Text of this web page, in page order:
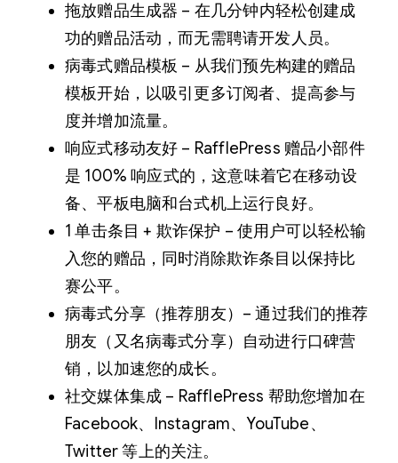
拖放赠品生成器 – 在几分钟内轻松创建成
功的赠品活动，而无需聘请开发人员。
病毒式赠品模板 – 从我们预先构建的赠品
模板开始，以吸引更多订阅者、提高参与
度并增加流量。
响应式移动友好 – RafflePress 赠品小部件
是 100% 响应式的，这意味着它在移动设
备、平板电脑和台式机上运行良好。
1 单击条目 + 欺诈保护 – 使用户可以轻松输
入您的赠品，同时消除欺诈条目以保持比
赛公平。
病毒式分享（推荐朋友）– 通过我们的推荐
朋友（又名病毒式分享）自动进行口碑营
销，以加速您的成长。
社交媒体集成 – RafflePress 帮助您增加在
Facebook、Instagram、YouTube、
Twitter 等上的关注。